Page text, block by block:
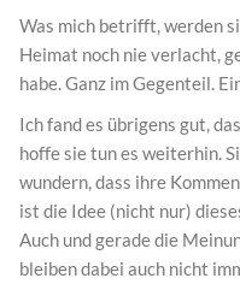
Was mich betrifft, werden
Heimat noch nie verlacht,
habe. Ganz im Gegenteil.
Ich fand es übrigens gut,
hoffe sie tun es weiterhin.
wundern, dass ihre
ist die Idee (nicht nur)
Auch und gerade die
bleiben dabei auch nicht